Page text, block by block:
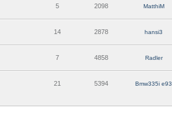
5 2098 MatthiM
14 2878 hansi3
7 4858 Radler
21 5394 Bmw335i e93